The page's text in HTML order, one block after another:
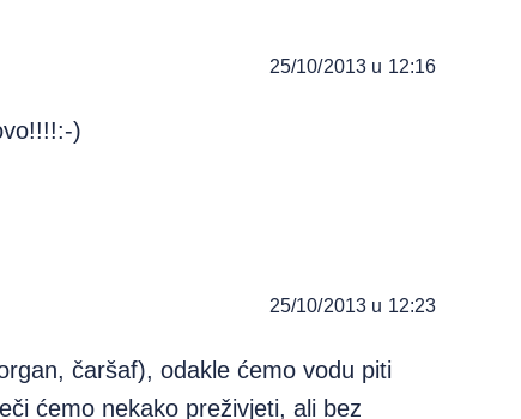
25/10/2013 u 12:16
)
25/10/2013 u 12:23
čaršaf), odakle ćemo vodu piti
ćemo nekako preživjeti, ali bez